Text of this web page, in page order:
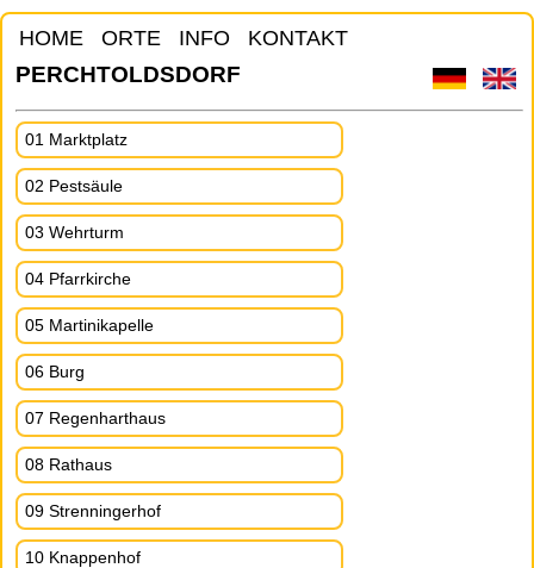
HOME ORTE INFO KONTAKT
PERCHTOLDSDORF
01 Marktplatz
02 Pestsäule
03 Wehrturm
04 Pfarrkirche
05 Martinikapelle
06 Burg
07 Regenharthaus
08 Rathaus
09 Strenningerhof
10 Knappenhof